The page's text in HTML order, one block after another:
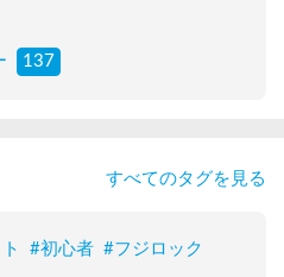
137
すべてのタグを見る
#初心者 #フジロック